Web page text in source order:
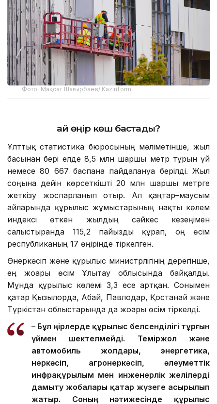
Фото: Мақсат Шағырбаев/ Kazinform
Қай өңір көш бастады?
Ұлттық статистика бюросының мәліметінше, жыл
басынан бері елде 8,5 млн шаршы метр тұрғын үй
немесе 80 667 баспана пайдалануға берілді. Жыл
соңына дейін көрсеткішті 20 млн шаршы метрге
жеткізу жоспарланып отыр. Ал қаңтар–маусым
айларында құрылыс жұмыстарының нақты көлем
индексі өткен жылдың сәйкес кезеңімен
салыстырғанда 115,2 пайызды құрап, оң өсім
республиканың 17 өңірінде тіркелген.
Өнеркәсіп және құрылыс министрлігінің дерегінше,
ең жоғары өсім Ұлытау облысында байқалды.
Мұнда құрылыс көлемі 3,3 есе артқан. Сонымен
қатар Қызылорда, Абай, Павлодар, Қостанай және
Түркістан облыстарында да жоғары өсім тіркелді.
– Бұл өңірлерде құрылыс белсенділігі тұрғын
үймен шектелмейді. Теміржол және
автомобиль жолдары, энергетика,
өнеркәсіп, агроөнеркәсіп, әлеуметтік
инфрақұрылым мен инженерлік желілерді
дамыту жобалары қатар жүзеге асырылып
жатыр. Соның нәтижесінде құрылыс